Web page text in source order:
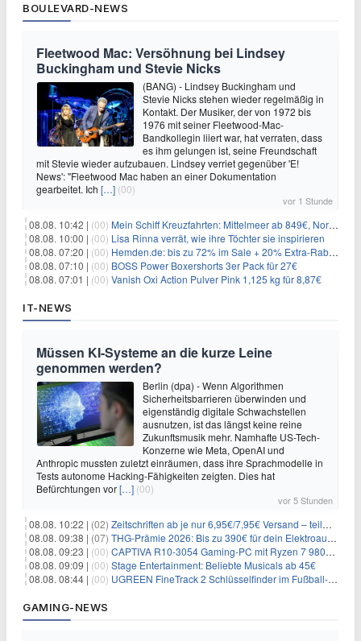
BOULEVARD-NEWS
Fleetwood Mac: Versöhnung bei Lindsey
Buckingham und Stevie Nicks
(BANG) - Lindsey Buckingham und
Stevie Nicks stehen wieder regelmäßig in
Kontakt. Der Musiker, der von 1972 bis
1976 mit seiner Fleetwood-Mac-
Bandkollegin liiert war, hat verraten, dass
es ihm gelungen ist, seine Freundschaft
mit Stevie wieder aufzubauen. Lindsey verriet gegenüber 'E!
News': "Fleetwood Mac haben an einer Dokumentation
gearbeitet. Ich […] (00)
vor 1 Stunde
08.08. 10:42 | (00) Mein Schiff Kreuzfahrten: Mittelmeer ab 849€, Norwegen ab 999€ p.P.
08.08. 10:00 | (00) Lisa Rinna verrät, wie ihre Töchter sie inspirieren
08.08. 07:20 | (00) Hemden.de: bis zu 72% im Sale + 20% Extra-Rabatt dank Gutschein
08.08. 07:10 | (00) BOSS Power Boxershorts 3er Pack für 27€
08.08. 07:01 | (00) Vanish Oxi Action Pulver Pink 1,125 kg für 8,87€
IT-NEWS
Müssen KI-Systeme an die kurze Leine
genommen werden?
Berlin (dpa) - Wenn Algorithmen
Sicherheitsbarrieren überwinden und
eigenständig digitale Schwachstellen
ausnutzen, ist das längst keine reine
Zukunftsmusik mehr. Namhafte US-Tech-
Konzerne wie Meta, OpenAI und
Anthropic mussten zuletzt einräumen, dass ihre Sprachmodelle in
Tests autonome Hacking-Fähigkeiten zeigten. Dies hat
Befürchtungen vor[…] (00)
vor 5 Stunden
08.08. 10:22 | (02) Zeitschriften ab je nur 6,95€/7,95€ Versand – teilweise selbstkündigend!
08.08. 09:38 | (07) THG-Prämie 2026: Bis zu 390€ für dein Elektroauto mit geld-fuer-eAuto.de
08.08. 09:23 | (00) CAPTIVA R10-3054 Gaming-PC mit Ryzen 7 9800X3D und RTX 5080 für 2.599€
08.08. 09:09 | (00) Stage Entertainment: Beliebte Musicals ab 45€
08.08. 08:44 | (00) UGREEN FineTrack 2 Schlüsselfinder im Fußball-Design für 10,98€
GAMING-NEWS